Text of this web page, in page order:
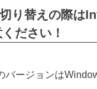
り替えの際は
ださい！
バージョンは